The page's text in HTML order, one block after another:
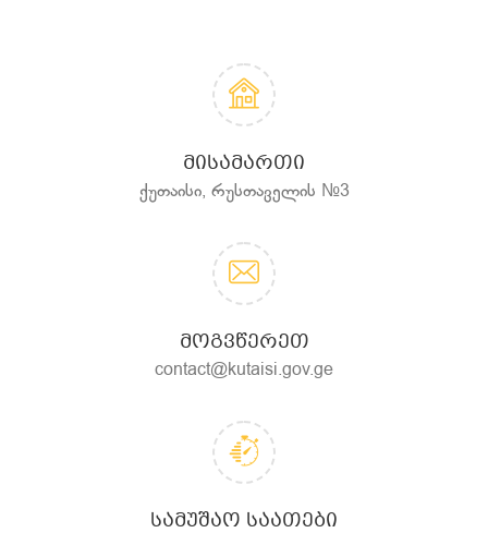
ᲛᲘᲡᲐᲛᲐᲠᲗᲘ
ქუთაისი, რუსთაველის №3
ᲛᲝᲒᲕᲬᲔᲠᲔᲗ
contact@kutaisi.gov.ge
ᲡᲐᲛᲣᲨᲐᲝ ᲡᲐᲐᲗᲔᲑᲘ